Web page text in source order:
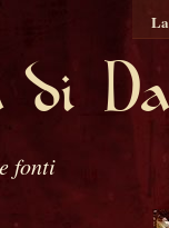
di
fonti